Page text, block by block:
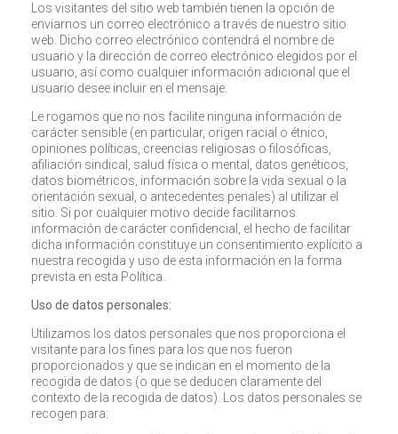
Los visitantes del sitio web también tienen la opción de
enviarnos un correo electrónico a través de nuestro sitio
web. Dicho correo electrónico contendrá el nombre de
usuario y la dirección de correo electrónico elegidos por el
usuario, así como cualquier información adicional que el
usuario desee incluir en el mensaje.
Le rogamos que no nos facilite ninguna información de
carácter sensible (en particular, origen racial o étnico,
opiniones políticas, creencias religiosas o filosóficas,
afiliación sindical, salud física o mental, datos genéticos,
datos biométricos, información sobre la vida sexual o la
orientación sexual, o antecedentes penales) al utilizar el
sitio. Si por cualquier motivo decide facilitarnos
información de carácter confidencial, el hecho de facilitar
dicha información constituye un consentimiento explícito a
nuestra recogida y uso de esta información en la forma
prevista en esta Política.
Uso de datos personales:
Utilizamos los datos personales que nos proporciona el
visitante para los fines para los que nos fueron
proporcionados y que se indican en el momento de la
recogida de datos (o que se deducen claramente del
contexto de la recogida de datos). Los datos personales se
recogen para: